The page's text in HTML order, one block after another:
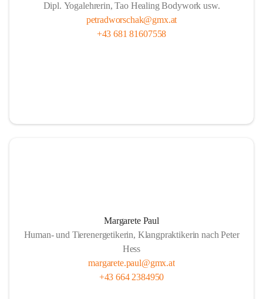
Dipl. Yogalehrerin, Tao Healing Bodywork usw.
petradworschak@gmx.at
+43 681 81607558
Margarete Paul
Human- und Tierenergetikerin, Klangpraktikerin nach Peter
Hess
margarete.paul@gmx.at
+43 664 2384950